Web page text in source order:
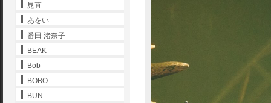
晁直
あをい
番田 渚奈子
BEAK
Bob
BOBO
BUN